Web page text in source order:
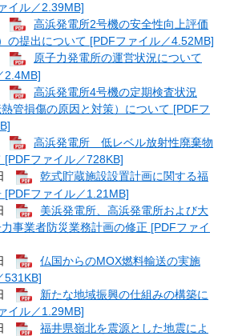
イル／2.39MB]
高浜発電所2号機の安全性向上評価
の提出について [PDFファイル／4.52MB]
原子力発電所の運営状況について
2.4MB]
高浜発電所4号機の定期検査状況
熱管損傷の原因と対策）について [PDFフ
高浜発電所 低レベル放射性廃棄物
[PDFファイル／728KB]
乾式貯蔵施設設置計画に関する福
[PDFファイル／1.21MB]
美浜発電所、高浜発電所および大
事業者防災業務計画の修正 [PDFファイ
仏国からのMOX燃料輸送の実施
531KB]
新たな地域振興の仕組みの構築に
イル／1.29MB]
福井県嶺北を震源とした地震によ